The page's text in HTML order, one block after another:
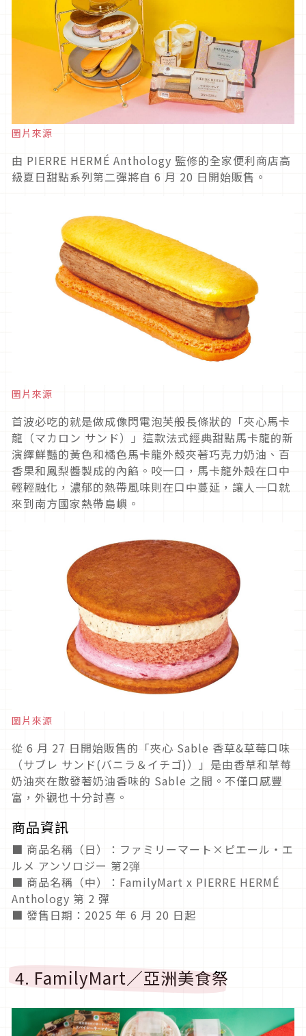
圖片來源
由 PIERRE HERMÉ Anthology 監修的全家便利商店高
級夏日甜點系列第二彈將自 6 月 20 日開始販售。
圖片來源
首波必吃的就是做成像閃電泡芙般長條狀的「夾心馬卡
龍（マカロン サンド）」這款法式經典甜點馬卡龍的新
演繹鮮豔的黃色和橘色馬卡龍外殼夾著巧克力奶油、百
香果和鳳梨醬製成的內餡。咬一口，馬卡龍外殼在口中
輕輕融化，濃郁的熱帶風味則在口中蔓延，讓人一口就
來到南方國家熱帶島嶼。
圖片來源
從 6 月 27 日開始販售的「夾心 Sable 香草&草莓口味
（サブレ サンド(バニラ＆イチゴ)）」是由香草和草莓
奶油夾在散發著奶油香味的 Sable 之間。不僅口感豐
富，外觀也十分討喜。
商品資訊
■ 商品名稱（日）：ファミリーマート×ピエール・エ
ルメ アンソロジー 第2弾
■ 商品名稱（中）：FamilyMart x PIERRE HERMÉ
Anthology 第 2 彈
■ 發售日期：2025 年 6 月 20 日起
4. FamilyMart／亞洲美食祭